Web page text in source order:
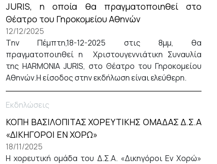
JURIS, η οποία θα πραγματοποιηθεί στο
Θέατρο του Γηροκομείου Αθηνών
12/12/2025
Tην Πέμπτη,18-12-2025 στις 8μμ, θα
πραγματοποιηθεί η Χριστουγεννιάτικη Συναυλία
της HARMONIA JURIS, στο Θέατρο του Γηροκομείου
Αθηνών.Η είσοδος στην εκδήλωση είναι ελεύθερη.
Εκδηλώσεις
ΚΟΠΗ ΒΑΣΙΛΟΠΙΤΑΣ ΧΟΡΕΥΤΙΚΗΣ ΟΜΑΔΑΣ Δ.Σ.Α
«ΔΙΚΗΓΟΡΟΙ ΕΝ ΧΟΡΩ»
18/11/2025
Η χορευτική ομάδα του Δ.Σ.Α. «Δικηγόροι Εν Χορώ»